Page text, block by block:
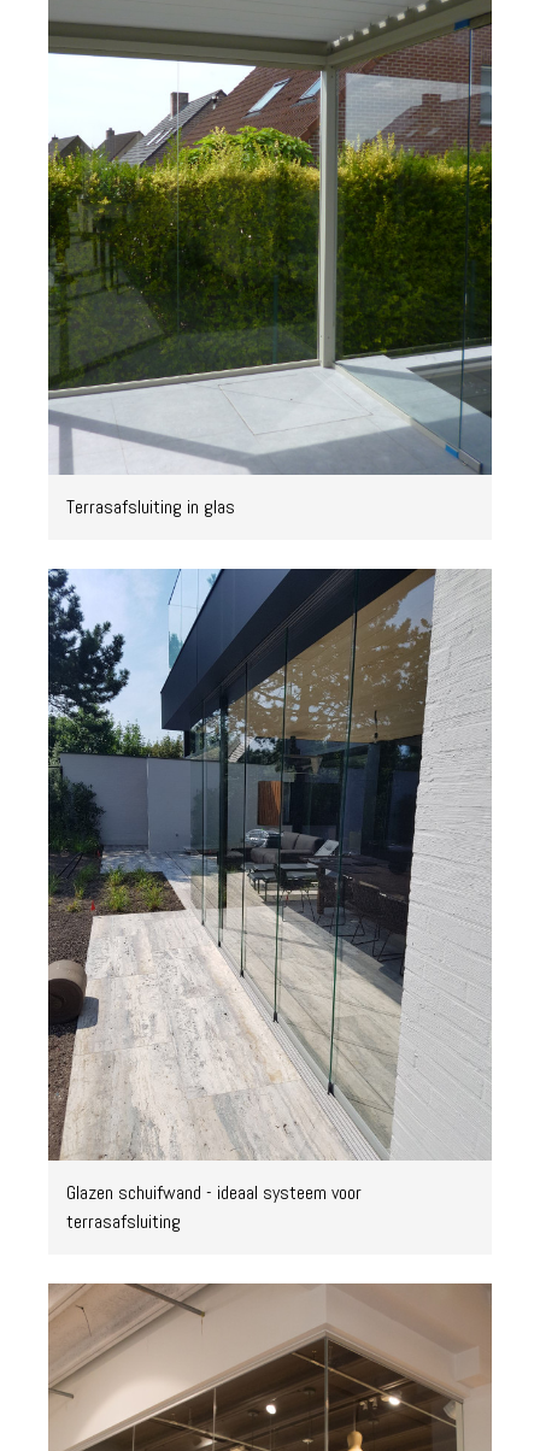
Terrasafsluiting in glas
Glazen schuifwand - ideaal systeem voor
terrasafsluiting